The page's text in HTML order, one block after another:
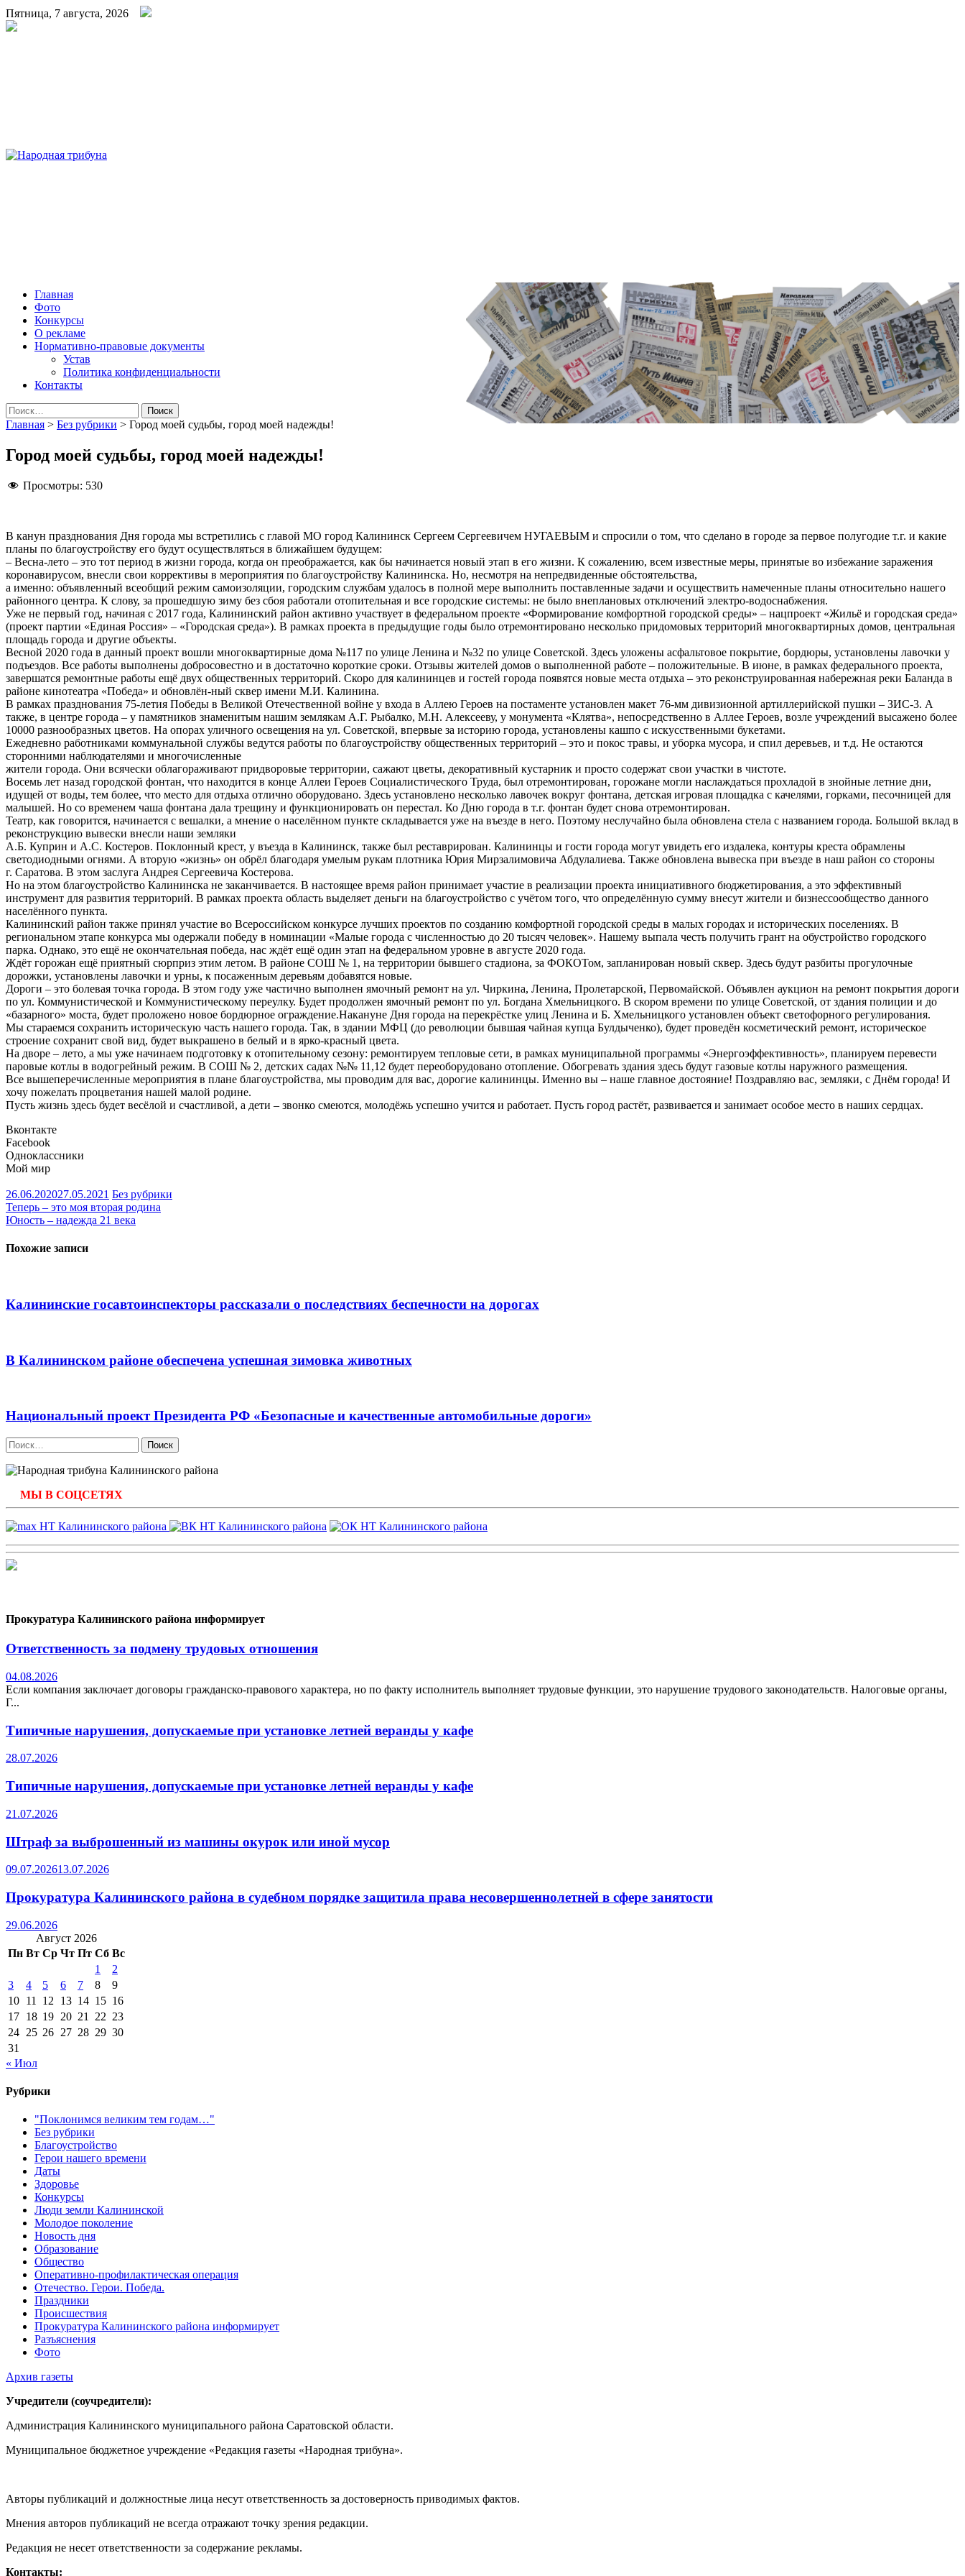
Пятница, 7 августа, 2026
Народная трибуна
Калининская районная газета
Главная
Фото
Конкурсы
О рекламе
Нормативно-правовые документы
Устав
Политика конфиденциальности
Контакты
Найти:
Главная > Без рубрики > Город моей судьбы, город моей надежды!
Город моей судьбы, город моей надежды!
Просмотры: 530
В канун празднования Дня города мы встретились с главой МО город Калининск Сергеем Сергеевичем НУГАЕВЫМ и спросили о том, что сделано в городе за первое полугодие т.г. и какие
планы по благоустройству его будут осуществляться в ближайшем будущем:
– Весна-лето – это тот период в жизни города, когда он преображается, как бы начинается новый этап в его жизни. К сожалению, всем известные меры, принятые во избежание заражения
коронавирусом, внесли свои коррективы в мероприятия по благоустройству Калининска. Но, несмотря на непредвиденные обстоятельства,
а именно: объявленный всеобщий режим самоизоляции, городским службам удалось в полной мере выполнить поставленные задачи и осуществить намеченные планы относительно нашего
районного центра. К слову, за прошедшую зиму без сбоя работали отопительная и все городские системы: не было внеплановых отключений электро-водоснабжения.
Уже не первый год, начиная с 2017 года, Калининский район активно участвует в федеральном проекте «Формирование комфортной городской среды» – нацпроект «Жильё и городская среда»
(проект партии «Единая Россия» – «Городская среда»). В рамках проекта в предыдущие годы было отремонтировано несколько придомовых территорий многоквартирных домов, центральная
площадь города и другие объекты.
Весной 2020 года в данный проект вошли многоквартирные дома №117 по улице Ленина и №32 по улице Советской. Здесь уложены асфальтовое покрытие, бордюры, установлены лавочки у
подъездов. Все работы выполнены добросовестно и в достаточно короткие сроки. Отзывы жителей домов о выполненной работе – положительные. В июне, в рамках федерального проекта,
завершатся ремонтные работы ещё двух общественных территорий. Скоро для калининцев и гостей города появятся новые места отдыха – это реконструированная набережная реки Баланда в
районе кинотеатра «Победа» и обновлён-ный сквер имени М.И. Калинина.
В рамках празднования 75-летия Победы в Великой Отечественной войне у входа в Аллею Героев на постаменте установлен макет 76-мм дивизионной артиллерийской пушки – ЗИС-3. А
также, в центре города – у памятников знаменитым нашим землякам А.Г. Рыбалко, М.Н. Алексееву, у монумента «Клятва», непосредственно в Аллее Героев, возле учреждений высажено более
10000 разнообразных цветов. На опорах уличного освещения на ул. Советской, впервые за историю города, установлены кашпо с искусственными букетами.
Ежедневно работниками коммунальной службы ведутся работы по благоустройству общественных территорий – это и покос травы, и уборка мусора, и спил деревьев, и т.д. Не остаются
сторонними наблюдателями и многочисленные
жители города. Они всячески облагораживают придворовые территории, сажают цветы, декоративный кустарник и просто содержат свои участки в чистоте.
Восемь лет назад городской фонтан, что находится в конце Аллеи Героев Социалистического Труда, был отремонтирован, горожане могли наслаждаться прохладой в знойные летние дни,
идущей от воды, тем более, что место для отдыха отлично оборудовано. Здесь установлено несколько лавочек вокруг фонтана, детская игровая площадка с качелями, горками, песочницей для
малышей. Но со временем чаша фонтана дала трещину и функционировать он перестал. Ко Дню города в т.г. фонтан будет снова отремонтирован.
Театр, как говорится, начинается с вешалки, а мнение о населённом пункте складывается уже на въезде в него. Поэтому неслучайно была обновлена стела с названием города. Большой вклад в
реконструкцию вывески внесли наши земляки
А.Б. Куприн и А.С. Костеров. Поклонный крест, у въезда в Калининск, также был реставрирован. Калининцы и гости города могут увидеть его издалека, контуры креста обрамлены
светодиодными огнями. А вторую «жизнь» он обрёл благодаря умелым рукам плотника Юрия Мирзалимовича Абдулалиева. Также обновлена вывеска при въезде в наш район со стороны
г. Саратова. В этом заслуга Андрея Сергеевича Костерова.
Но на этом благоустройство Калининска не заканчивается. В настоящее время район принимает участие в реализации проекта инициативного бюджетирования, а это эффективный
инструмент для развития территорий. В рамках проекта область выделяет деньги на благоустройство с учётом того, что определённую сумму внесут жители и бизнессообщество данного
населённого пункта.
Калининский район также принял участие во Всероссийском конкурсе лучших проектов по созданию комфортной городской среды в малых городах и исторических поселениях. В
региональном этапе конкурса мы одержали победу в номинации «Малые города с численностью до 20 тысяч человек». Нашему выпала честь получить грант на обустройство городского
парка. Однако, это ещё не окончательная победа, нас ждёт ещё один этап на федеральном уровне в августе 2020 года.
Ждёт горожан ещё приятный сюрприз этим летом. В районе СОШ № 1, на территории бывшего стадиона, за ФОКОТом, запланирован новый сквер. Здесь будут разбиты прогулочные
дорожки, установлены лавочки и урны, к посаженным деревьям добавятся новые.
Дороги – это болевая точка города. В этом году уже частично выполнен ямочный ремонт на ул. Чиркина, Ленина, Пролетарской, Первомайской. Объявлен аукцион на ремонт покрытия дороги
по ул. Коммунистической и Коммунистическому переулку. Будет продолжен ямочный ремонт по ул. Богдана Хмельницкого. В скором времени по улице Советской, от здания полиции и до
«базарного» моста, будет проложено новое бордюрное ограждение.Накануне Дня города на перекрёстке улиц Ленина и Б. Хмельницкого установлен объект светофорного регулирования.
Мы стараемся сохранить историческую часть нашего города. Так, в здании МФЦ (до революции бывшая чайная купца Булдыченко), будет проведён косметический ремонт, историческое
строение сохранит свой вид, будет выкрашено в белый и в ярко-красный цвета.
На дворе – лето, а мы уже начинаем подготовку к отопительному сезону: ремонтируем тепловые сети, в рамках муниципальной программы «Энергоэффективность», планируем перевести
паровые котлы в водогрейный режим. В СОШ № 2, детских садах №№ 11,12 будет переоборудовано отопление. Обогревать здания здесь будут газовые котлы наружного размещения.
Все вышеперечисленные мероприятия в плане благоустройства, мы проводим для вас, дорогие калининцы. Именно вы – наше главное достояние! Поздравляю вас, земляки, с Днём города! И
хочу пожелать процветания нашей малой родине.
Пусть жизнь здесь будет весёлой и счастливой, а дети – звонко смеются, молодёжь успешно учится и работает. Пусть город растёт, развивается и занимает особое место в наших сердцах.
Вконтакте
Facebook
Одноклассники
Мой мир
26.06.202027.05.2021 Без рубрики
Навигация
по
записям
Теперь – это моя вторая родина
Юность – надежда 21 века
Похожие записи
Калининские госавтоинспекторы рассказали о последствиях беспечности на дорогах
В Калининском районе обеспечена успешная зимовка животных
Национальный проект Президента РФ «Безопасные и качественные автомобильные дороги»
Найти:
МЫ В СОЦСЕТЯХ
Прокуратура Калининского района информирует
Ответственность за подмену трудовых отношения
04.08.2026
Если компания заключает договоры гражданско-правового характера, но по факту исполнитель выполняет трудовые функции, это нарушение трудового законодательств. Налоговые органы,
Г...
Типичные нарушения, допускаемые при установке летней веранды у кафе
28.07.2026
Типичные нарушения, допускаемые при установке летней веранды у кафе
21.07.2026
Штраф за выброшенный из машины окурок или иной мусор
09.07.202613.07.2026
Прокуратура Калининского района в судебном порядке защитила права несовершеннолетней в сфере занятости
29.06.2026
Август 2026
Пн Вт Ср Чт Пт Сб Вс
1
2
3
4 5 6 7 8
9
10 11 12 13 14 15 16
17 18 19 20 21 22 23
24 25 26 27 28 29 30
31
« Июл
Рубрики
"Поклонимся великим тем годам…"
Без рубрики
Благоустройство
Герои нашего времени
Даты
Здоровье
Конкурсы
Люди земли Калининской
Молодое поколение
Новость дня
Образование
Общество
Оперативно-профилактическая операция
Отечество. Герои. Победа.
Праздники
Происшествия
Прокуратура Калининского района информирует
Разъяснения
Фото
Архив газеты
Учредители (соучредители):
Администрация Калининского муниципального района Саратовской области.
Муниципальное бюджетное учреждение «Редакция газеты «Народная трибуна».
Авторы публикаций и должностные лица несут ответственность за достоверность приводимых фактов.
Мнения авторов публикаций не всегда отражают точку зрения редакции.
Редакция не несет ответственности за содержание рекламы.
Контакты: